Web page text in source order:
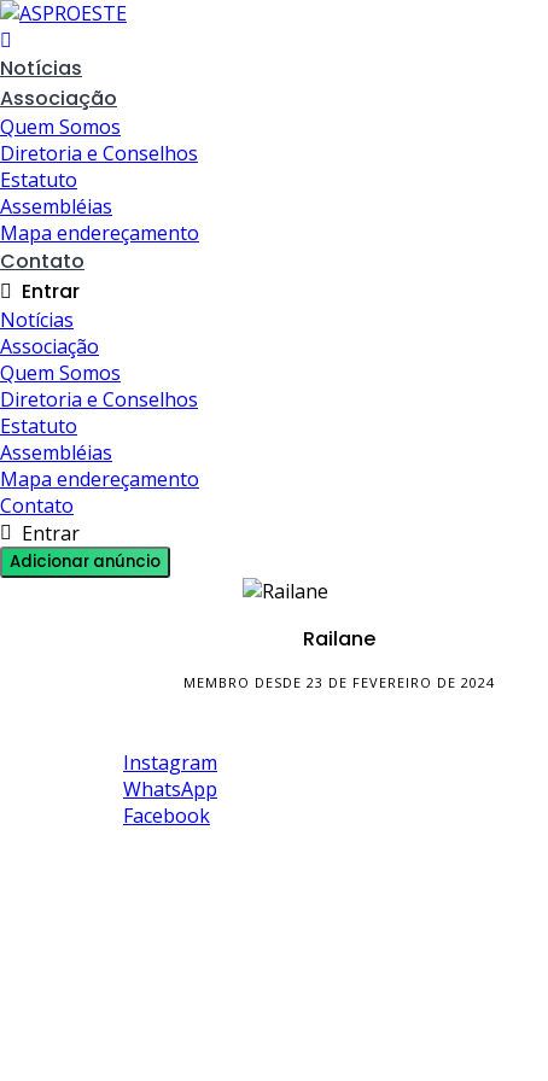
Skip
to
content
Notícias
Associação
Quem Somos
Diretoria e Conselhos
Estatuto
Assembléias
Mapa endereçamento
Contato
Entrar
Notícias
Associação
Quem Somos
Diretoria e Conselhos
Estatuto
Assembléias
Mapa endereçamento
Contato
Entrar
Adicionar anúncio
Railane
MEMBRO DESDE 23 DE FEVEREIRO DE 2024
Instagram
WhatsApp
Facebook